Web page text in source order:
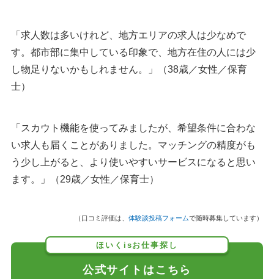
「求人数は多いけれど、地方エリアの求人は少なめで
す。都市部に集中している印象で、地方在住の人には少
し物足りないかもしれません。」（38歳／女性／保育
士）
「スカウト機能を使ってみましたが、希望条件に合わな
い求人も届くことがありました。マッチングの精度がも
う少し上がると、より使いやすいサービスになると思い
ます。」（29歳／女性／保育士）
（口コミ評価は、 体験談投稿フォームで随時募集しています）
ほいくisお仕事探し
公式サイトはこちら